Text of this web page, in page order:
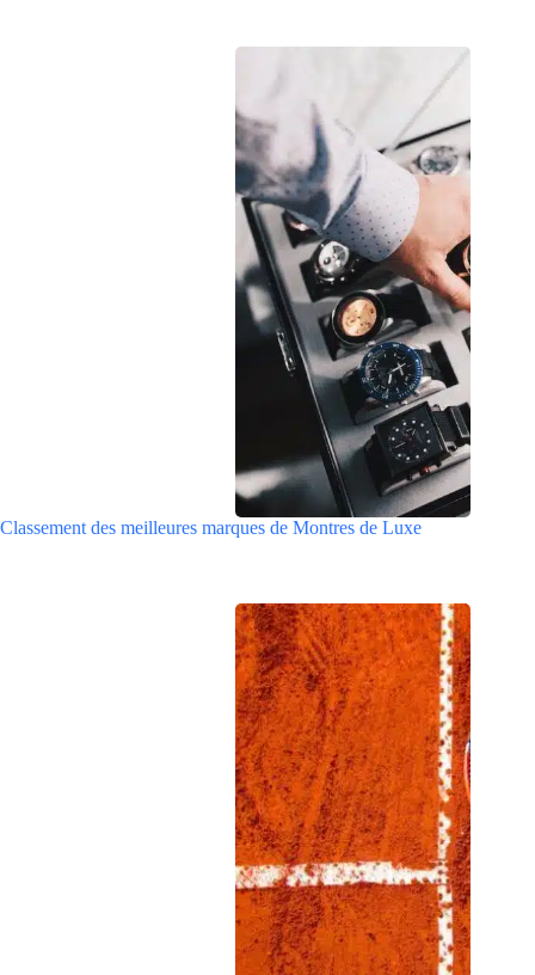
Classement des meilleures marques de Montres de Luxe